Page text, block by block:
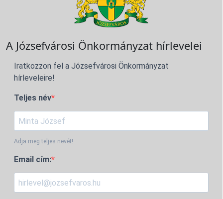
A Józsefvárosi Önkormányzat hírlevelei
Iratkozzon fel a Józsefvárosi Önkormányzat
hírleveleire!
Teljes név
Adja meg teljes nevét!
Email cím: